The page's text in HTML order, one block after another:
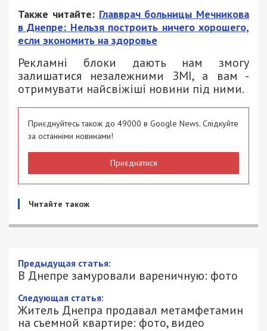
Также читайте: Главврач больницы Мечникова
в Днепре: Нельзя построить ничего хорошего,
если экономить на здоровье
Рекламні блоки дають нам змогу
залишатися незалежними ЗМІ, а вам -
отримувати найсвіжіші новини під ними.
Приєднуйтесь також до 49000 в Google News. Слідкуйте
за останніми новинами!
Приєднатися
Читайте також
Предыдущая статья:
В Днепре замуровали вареничную: фото
Следующая статья:
Житель Днепра продавал метамфетамин
на съемной квартире: фото, видео